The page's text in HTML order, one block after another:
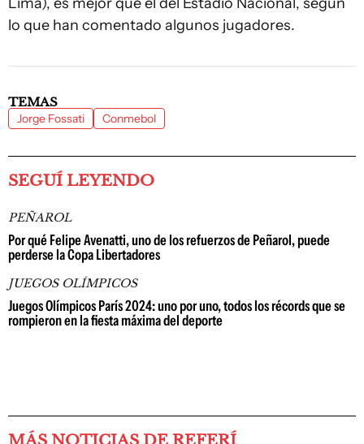
lo que han comentado algunos jugadores.
TEMAS
Jorge Fossati Conmebol
SEGUÍ LEYENDO
PEÑAROL
Por qué Felipe Avenatti, uno de los refuerzos de Peñarol, puede
perderse la Copa Libertadores
JUEGOS OLÍMPICOS
Juegos Olímpicos París 2024: uno por uno, todos los récords que se
rompieron en la fiesta máxima del deporte